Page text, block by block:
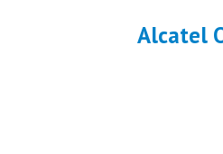
Alcatel